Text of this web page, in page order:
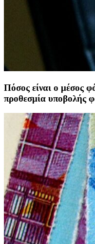
Πόσος είναι ο μέσος
προθεσμία υποβολής